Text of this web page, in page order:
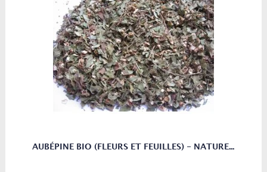
AUBÉPINE BIO (FLEURS ET FEUILLES) - NATURE...